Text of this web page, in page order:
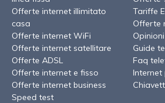
Offerte internet illimitato
casa
Offerte internet WiFi
Offerte internet satellitare
Offerte ADSL
Offerte internet e fisso
Offerte internet business
Speed test
Tariffe
Offerte
Guide
Faq
Internet